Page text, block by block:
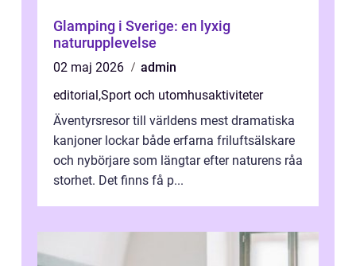
Glamping i Sverige: en lyxig
naturupplevelse
02 maj 2026
admin
editorial ,Sport och utomhusaktiviteter
Äventyrsresor till världens mest dramatiska
kanjoner lockar både erfarna friluftsälskare
och nybörjare som längtar efter naturens råa
storhet. Det finns få p...